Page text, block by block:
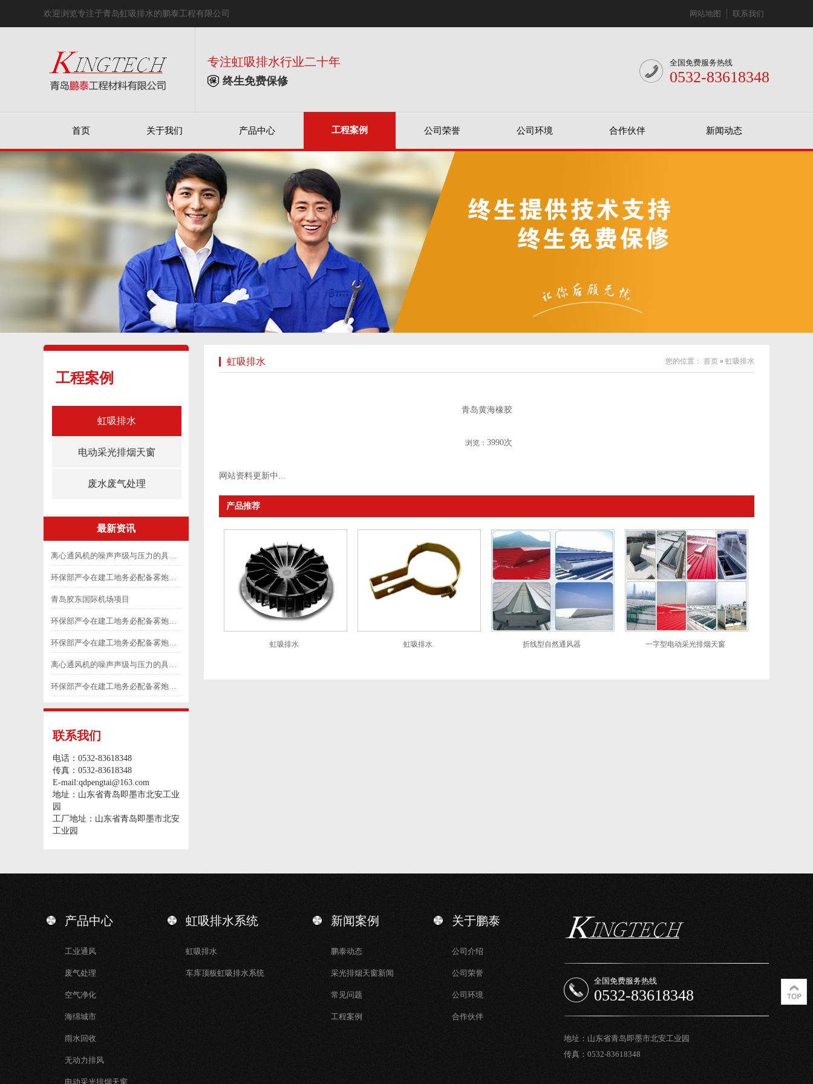
欢迎浏览专注于青岛虹吸排水的鹏泰工程有限公司 网站地图 联系我们
专注虹吸排水行业二十年
终生免费保修
全国免费服务热线
0532-83618348
首页 关于我们 产品中心 工程案例 公司荣誉 公司环境 合作伙伴 新闻动态
工程案例
虹吸排水
电动采光排烟天窗
废水废气处理
最新资讯
离心通风机的噪声声级与压力的具体划分5
环保部严令在建工地务必配备雾炮等除尘降尘设备3
青岛胶东国际机场项目
环保部严令在建工地务必配备雾炮等除尘降尘设备1
环保部严令在建工地务必配备雾炮等除尘降尘设备2
离心通风机的噪声声级与压力的具体划分6
环保部严令在建工地务必配备雾炮等除尘降尘设备4
联系我们
电话：0532-83618348
传真：0532-83618348
E-mail:qdpengtai@163.com
地址：山东省青岛即墨市北安工业
园
工厂地址：山东省青岛即墨市北安
工业园
虹吸排水 您的位置： 首页 » 虹吸排水
青岛黄海橡胶
浏览： 3990次
网站资料更新中...
产品推荐
虹吸排水 虹吸排水 折线型自然通风器 一字型电动采光排烟天窗
产品中心
工业通风
废气处理
空气净化
海绵城市
雨水回收
无动力排风
电动采光排烟天窗
虹吸排水系统
虹吸排水
车库顶板虹吸排水系统
新闻案例
鹏泰动态
采光排烟天窗新闻
常见问题
工程案例
关于鹏泰
公司介绍
公司荣誉
公司环境
合作伙伴
全国免费服务热线
0532-83618348
地址：山东省青岛即墨市北安工业园
传真：0532-83618348